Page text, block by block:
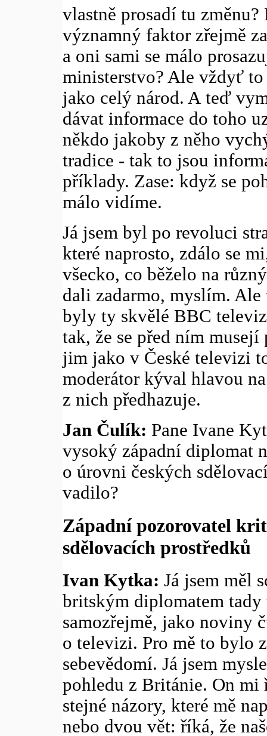
vlastně prosadí tu
významný faktor zřejmě
a oni sami se málo
ministerstvo? Ale vždyť
jako celý národ. A teď
dávat informace do toho
někdo jakoby z něho
tradice - tak to jsou
příklady. Zase: když se
málo vidíme.
Já jsem byl po revoluci
které naprosto, zdálo se
všecko, co běželo na
dali zadarmo, myslím. Ale
byly ty skvělé BBC
tak, že se před ním
jim jako v České televizi
moderátor kýval hlavou
z nich předhazuje.
Jan Čulík: Pane Ivane
vysoký západní diplomat
o úrovni českých
vadilo?
Západní pozorovatel
sdělovacích prostředků
Ivan Kytka: Já jsem měl
britským diplomatem tady
samozřejmě, jako noviny
o televizi. Pro mě to bylo
sebevědomí. Já jsem
pohledu z Británie. On mi
stejné názory, které mě
nebo dvou vět: říká, že